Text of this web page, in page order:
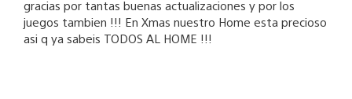
gracias por tantas buenas actualizaciones y por los
juegos tambien !!! En Xmas nuestro Home esta precioso
asi q ya sabeis TODOS AL HOME !!!